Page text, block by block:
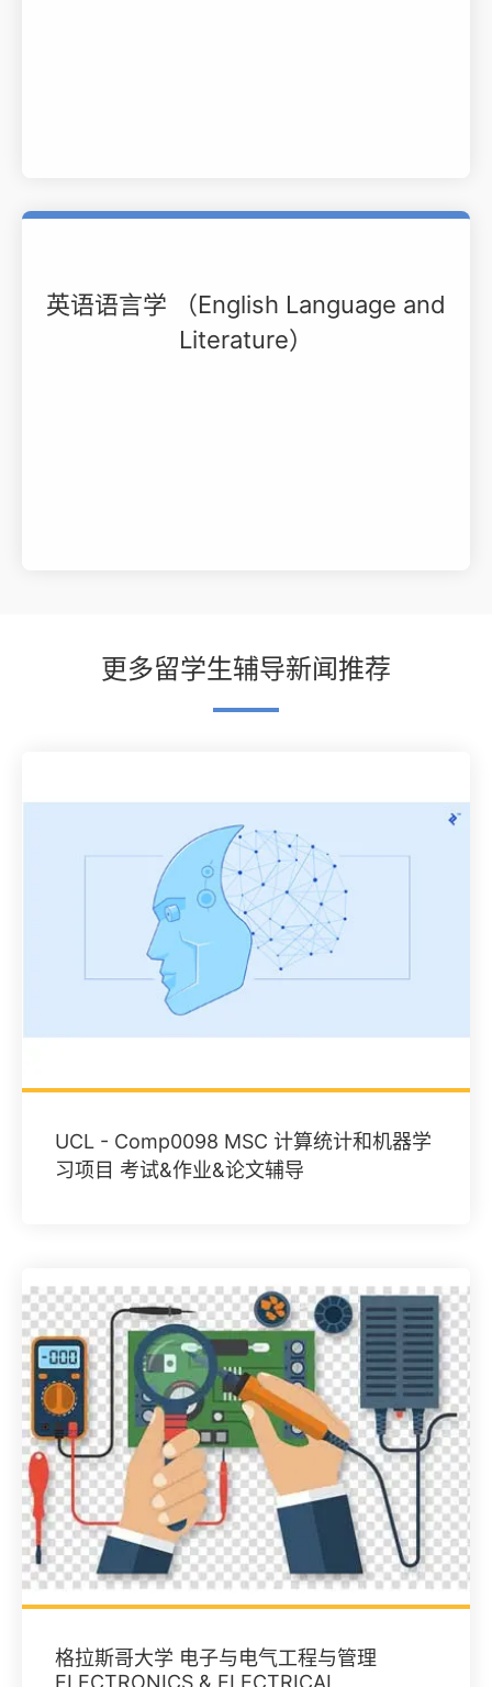
英语语言学 （English Language and
Literature）
更多留学生辅导新闻推荐
UCL - Comp0098 MSC 计算统计和机器学
习项目 考试&作业&论文辅导
格拉斯哥大学 电子与电气工程与管理
ELECTRONICS & ELECTRICAL